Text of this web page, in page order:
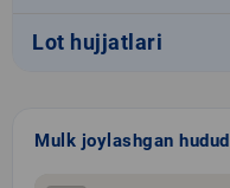
Lot hujjatlari
Mulk joylashgan hudud